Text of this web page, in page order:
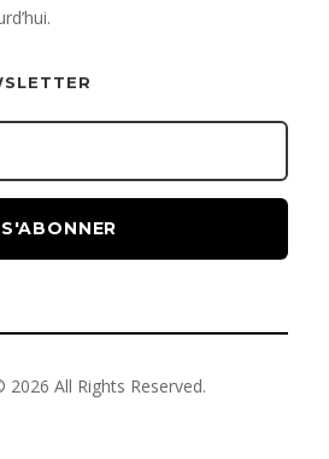
S'ABONNER
2026 All Rights Reserved.